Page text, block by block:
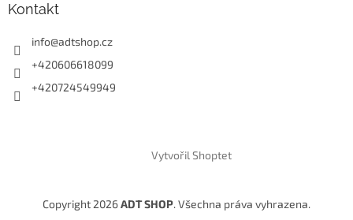
Kontakt
info@adtshop.cz
+420606618099
+420724549949
Vytvořil Shoptet
Copyright 2026ADT SHOP. Všechna práva vyhrazena.